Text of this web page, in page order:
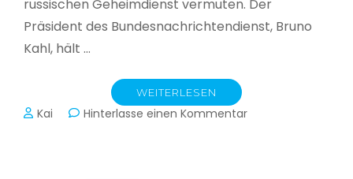
russischen Geheimdienst vermuten. Der
Präsident des Bundesnachrichtendienst, Bruno
Kahl, hält …
WEITERLESEN
Kai Hinterlasse einen Kommentarzu